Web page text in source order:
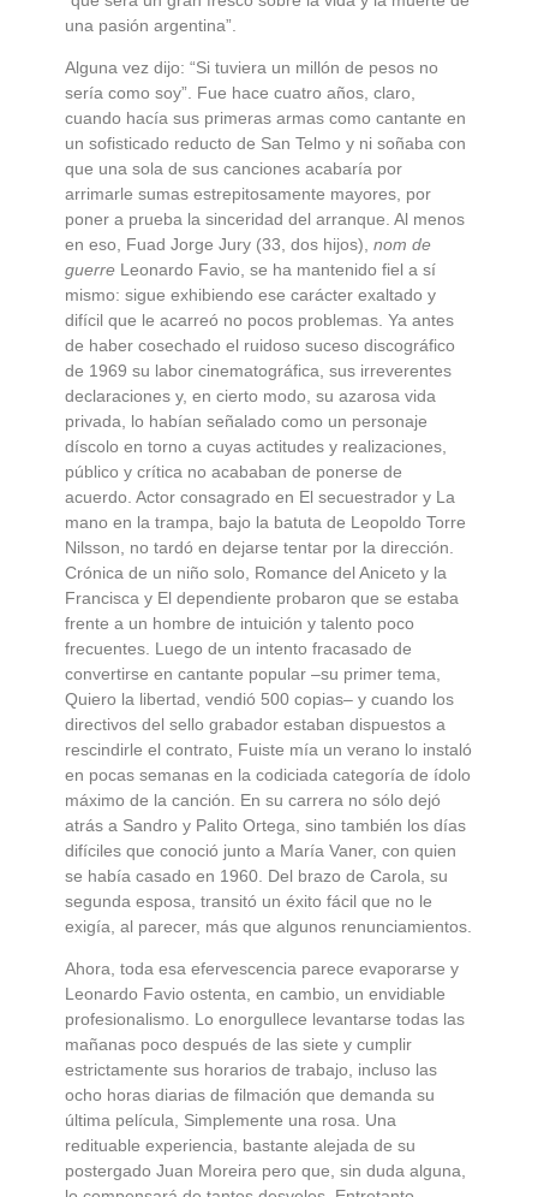
una pasión argentina”.
Alguna vez dijo: “Si tuviera un millón de pesos no
sería como soy”. Fue hace cuatro años, claro,
cuando hacía sus primeras armas como cantante en
un sofisticado reducto de San Telmo y ni soñaba con
que una sola de sus canciones acabaría por
arrimarle sumas estrepitosamente mayores, por
poner a prueba la sinceridad del arranque. Al menos
en eso, Fuad Jorge Jury (33, dos hijos), nom de
guerre Leonardo Favio, se ha mantenido fiel a sí
mismo: sigue exhibiendo ese carácter exaltado y
difícil que le acarreó no pocos problemas. Ya antes
de haber cosechado el ruidoso suceso discográfico
de 1969 su labor cinematográfica, sus irreverentes
declaraciones y, en cierto modo, su azarosa vida
privada, lo habían señalado como un personaje
díscolo en torno a cuyas actitudes y realizaciones,
público y crítica no acababan de ponerse de
acuerdo. Actor consagrado en El secuestrador y La
mano en la trampa, bajo la batuta de Leopoldo Torre
Nilsson, no tardó en dejarse tentar por la dirección.
Crónica de un niño solo, Romance del Aniceto y la
Francisca y El dependiente probaron que se estaba
frente a un hombre de intuición y talento poco
frecuentes. Luego de un intento fracasado de
convertirse en cantante popular –su primer tema,
Quiero la libertad, vendió 500 copias– y cuando los
directivos del sello grabador estaban dispuestos a
rescindirle el contrato, Fuiste mía un verano lo instaló
en pocas semanas en la codiciada categoría de ídolo
máximo de la canción. En su carrera no sólo dejó
atrás a Sandro y Palito Ortega, sino también los días
difíciles que conoció junto a María Vaner, con quien
se había casado en 1960. Del brazo de Carola, su
segunda esposa, transitó un éxito fácil que no le
exigía, al parecer, más que algunos renunciamientos.
Ahora, toda esa efervescencia parece evaporarse y
Leonardo Favio ostenta, en cambio, un envidiable
profesionalismo. Lo enorgullece levantarse todas las
mañanas poco después de las siete y cumplir
estrictamente sus horarios de trabajo, incluso las
ocho horas diarias de filmación que demanda su
última película, Simplemente una rosa. Una
redituable experiencia, bastante alejada de su
postergado Juan Moreira pero que, sin duda alguna,